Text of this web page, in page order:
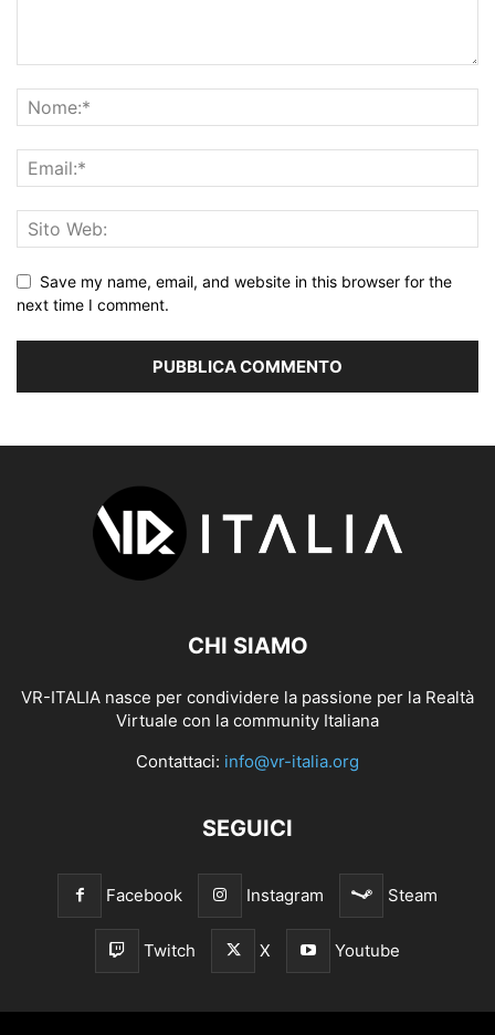
Save my name, email, and website in this browser for the
next time I comment.
CHI SIAMO
VR-ITALIA nasce per condividere la passione per la Realtà
Virtuale con la community Italiana
Contattaci: info@vr-italia.org
SEGUICI
Facebook Instagram Steam
Twitch X Youtube